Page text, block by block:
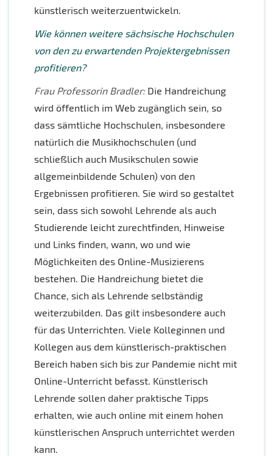
künstlerisch weiterzuentwickeln.
Wie können weitere sächsische Hochschulen
von den zu erwartenden Projektergebnissen
profitieren?
Frau Professorin Bradler: Die Handreichung
wird öffentlich im Web zugänglich sein, so
dass sämtliche Hochschulen, insbesondere
natürlich die Musikhochschulen (und
schließlich auch Musikschulen sowie
allgemeinbildende Schulen) von den
Ergebnissen profitieren. Sie wird so gestaltet
sein, dass sich sowohl Lehrende als auch
Studierende leicht zurechtfinden, Hinweise
und Links finden, wann, wo und wie
Möglichkeiten des Online-Musizierens
bestehen. Die Handreichung bietet die
Chance, sich als Lehrende selbständig
weiterzubilden. Das gilt insbesondere auch
für das Unterrichten. Viele Kolleginnen und
Kollegen aus dem künstlerisch-praktischen
Bereich haben sich bis zur Pandemie nicht mit
Online-Unterricht befasst. Künstlerisch
Lehrende sollen daher praktische Tipps
erhalten, wie auch online mit einem hohen
künstlerischen Anspruch unterrichtet werden
kann.